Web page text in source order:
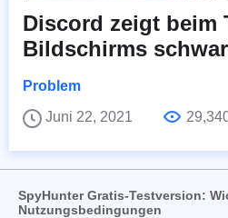
Discord zeigt beim
Bildschirms
Problem
Juni 22, 2021
SpyHunter Gratis-Testversion:
Nutzungsbedingungen